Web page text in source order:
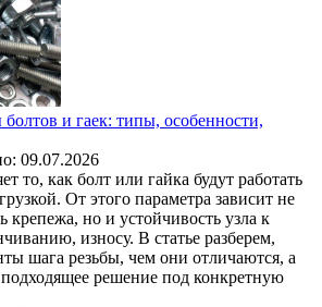
болтов и гаек: типы, особенности,
09.07.2026
то, как болт или гайка будут работать
От этого параметра зависит не
крепежа, но и устойчивость узла к
износу. В статье разберем,
шага резьбы, чем они отличаются, а
решение под конкретную